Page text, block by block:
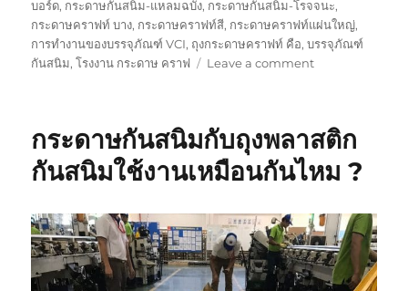
บอร์ด, กระดาษกันสนิม-แหลมฉบัง, กระดาษกันสนิม-โรจจนะ,
กระดาษคราฟท์ บาง, กระดาษคราฟท์สี, กระดาษคราฟท์แผ่นใหญ่,
การทำงานของบรรจุภัณฑ์ VCI, ถุงกระดาษคราฟท์ คือ,บรรจุภัณฑ์
กันสนิม,โรงงาน กระดาษ คราฟ Leave a commenton
สำหรับ
แบบ
กระดาษกันสนิมกับถุงพลาสติก
กันสนิมใช้งานเหมือนกันไหม ?